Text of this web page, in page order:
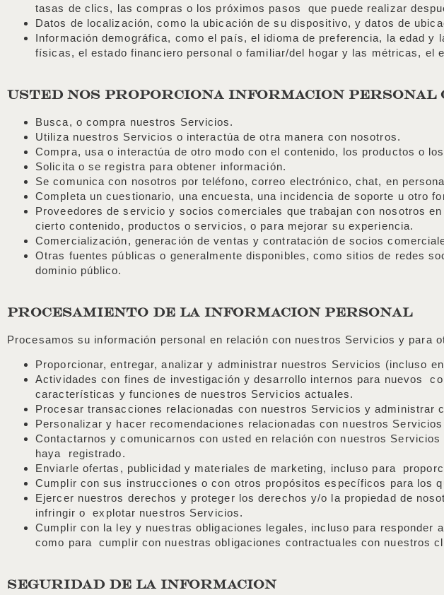
tasas de clics, las compras o los próximos pasos que puede realizar
Datos de localización, como la ubicación de su dispositivo, y datos de
Información demográfica, como el país, el idioma de preferencia, la edad
físicas, el estado financiero personal o familiar/del hogar y las métricas, el
USTED NOS PROPORCIONA INFORMACION PERSONAL
Busca, o compra nuestros Servicios.
Utiliza nuestros Servicios o interactúa de otra manera con nosotros.
Compra, usa o interactúa de otro modo con el contenido, los productos o
Solicita o se registra para obtener información.
Se comunica con nosotros por teléfono, correo electrónico, chat, en
Completa un cuestionario, una encuesta, una incidencia de soporte u otro
Proveedores de servicio y socios comerciales que trabajan con nosotros
cierto contenido, productos o servicios, o para mejorar su experiencia.
Comercialización, generación de ventas y contratación de socios
Otras fuentes públicas o generalmente disponibles, como sitios de redes
dominio público.
PROCESAMIENTO DE LA INFORMACION PERSONAL
Procesamos su información personal en relación con nuestros Servicios y para
Proporcionar, entregar, analizar y administrar nuestros Servicios (incluso
Actividades con fines de investigación y desarrollo internos para nuevos
características y funciones de nuestros Servicios actuales.
Procesar transacciones relacionadas con nuestros Servicios y administrar
Personalizar y hacer recomendaciones relacionadas con nuestros
Contactarnos y comunicarnos con usted en relación con nuestros
haya registrado.
Enviarle ofertas, publicidad y materiales de marketing, incluso para
Cumplir con sus instrucciones o con otros propósitos específicos para los
Ejercer nuestros derechos y proteger los derechos y/o la propiedad de
infringir o explotar nuestros Servicios.
Cumplir con la ley y nuestras obligaciones legales, incluso para responder
como para cumplir con nuestras obligaciones contractuales con nuestros
SEGURIDAD DE LA INFORMACION